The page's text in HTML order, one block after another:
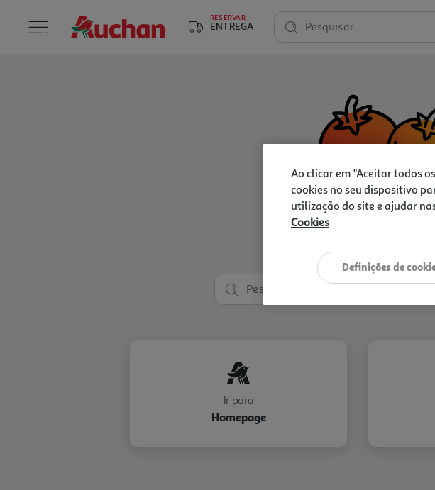
RESERVAR
ENTREGA Pesquisar
Vamos
Ir para
Homepage
Ao clicar em "Aceitar todos
cookies no seu dispositivo
utilização do site e ajudar
Cookies
Definições de